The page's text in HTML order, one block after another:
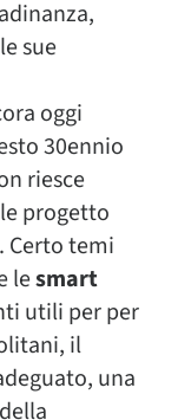
sue
oggi
30ennio
riesce
progetto
Certo temi
lesmart
utili per per
il
una